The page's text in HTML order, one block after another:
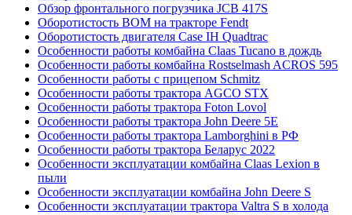
Обзор фронтального погрузчика JCB 417S
Оборотистость ВОМ на тракторе Fendt
Оборотистость двигателя Case IH Quadtrac
Особенности работы комбайна Claas Tucano в дождь
Особенности работы комбайна Rostselmash ACROS 595
Особенности работы с прицепом Schmitz
Особенности работы трактора AGCO STX
Особенности работы трактора Foton Lovol
Особенности работы трактора John Deere 5E
Особенности работы трактора Lamborghini в РФ
Особенности работы трактора Беларус 2022
Особенности эксплуатации комбайна Claas Lexion в
пыли
Особенности эксплуатации комбайна John Deere S
Особенности эксплуатации трактора Valtra S в холода